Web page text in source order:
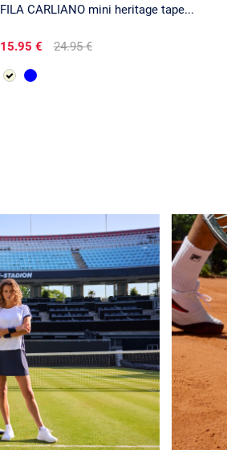
FILA CARLIANO mini heritage tape...
15.95 € 24.95 €